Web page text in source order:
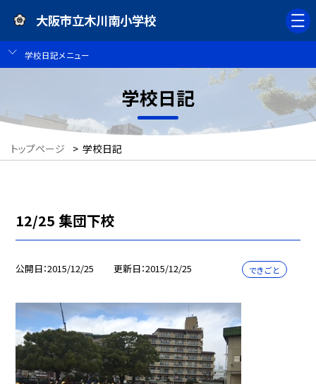
大阪市立木川南小学校
学校日記メニュー
学校日記
トップページ > 学校日記
12/25 集団下校
公開日 2015/12/25 更新日 2015/12/25 できごと